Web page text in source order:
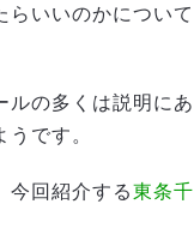
らいいのかについて
ルの多くは説明にあ
うです。
今回紹介する東条千